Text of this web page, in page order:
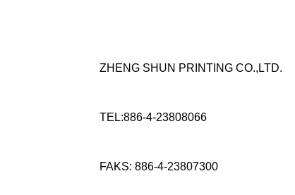
ZHENG SHUN PRINTING CO.,LTD.
TEL:886-4-23808066
FAKS: 886-4-23807300